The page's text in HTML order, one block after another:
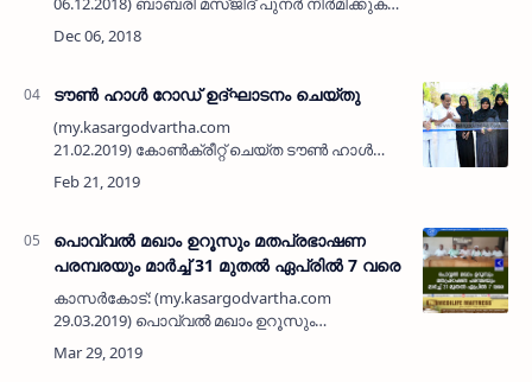
മഞ്ചേശ്വരം മണ്ഡലം കമ്മിറ്റി ഹൊസങ്കടിയില്‍
ടൗണ്‍ ഹാള്‍ റോഡ് ഉദ്ഘാടനം ചെയ്തു
(my.kasargodvartha.com
21.02.2019) കോണ്‍ക്രീറ്റ് ചെയ്ത ടൗണ്‍ ഹാള്‍
റോഡ് കാസര്‍കോട് നഗരസഭ അധ്യക്ഷ
ബീഫാത്വിമ ഇബ്രാഹിം ഉദ്ഘാടനം ചെയ്യുന്നു.
പൊവ്വല്‍ മഖാം ഉറൂസും മതപ്രഭാഷണ
പരമ്പരയും മാര്‍ച്ച് 31 മുതല്‍ ഏപ്രില്‍ 7 വരെ
കാസര്‍കോട്: (my.kasargodvartha.com
29.03.2019) പൊവ്വല്‍ മഖാം ഉറൂസും
ഏപ്രില്‍ ഏഴു വരെ നടക്കുമെന്ന് സംഘാടകര്‍